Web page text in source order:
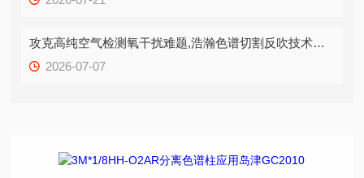
攻克高纯空气检测氧干扰难题,浩瀚色谱切割反吹技术打造精准质控方案
2026-07-07